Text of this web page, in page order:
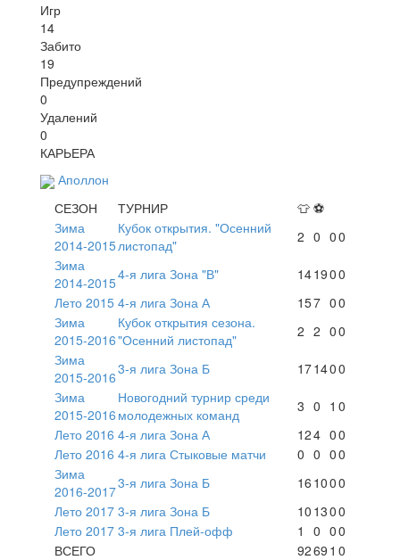
Игр
14
Забито
19
Предупреждений
0
Удалений
0
КАРЬЕРА
Аполлон
СЕЗОН
ТУРНИР 👕 ⚽
Зима
2014-2015
Кубок открытия. "Осенний
листопад"
2 0 00
Зима
2014-20154-я лига Зона "В" 141900
Лето 2015 4-я лига Зона А 157 00
Зима
2015-2016
Кубок открытия сезона.
"Осенний листопад"
2 2 00
Зима
2015-20163-я лига Зона Б 171400
Зима
2015-2016
Новогодний турнир среди
молодежных команд
3 0 1 0
Лето 2016 4-я лига Зона А 124 00
Лето 2016 4-я лига Стыковые матчи 0 0 00
Зима
2016-20173-я лига Зона Б 16 1000
Лето 2017 3-я лига Зона Б 10 1300
Лето 2017 3-я лига Плей-офф 1 0 00
ВСЕГО
9269 1 0